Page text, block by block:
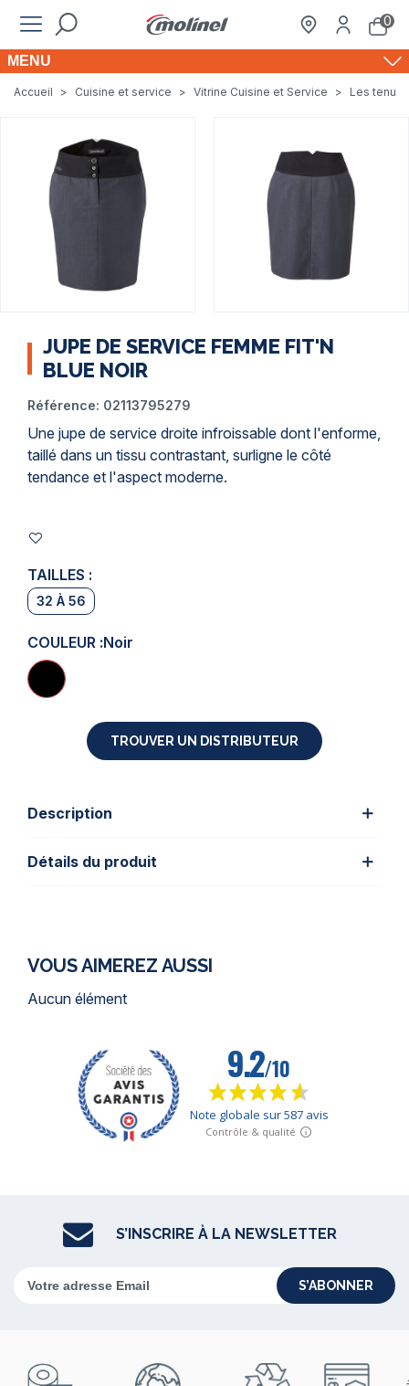
0
MENU
Accueil > Cuisine et service > Vitrine Cuisine et Service > Les
JUPE DE SERVICE FEMME FIT'N
BLUE NOIR
Référence: 02113795279
Une jupe de service droite infroissable dont l'enforme,
taillé dans un tissu contrastant, surligne le côté
tendance et l'aspect moderne.
TAILLES :
32 À 56
COULEUR :Noir
TROUVER UN DISTRIBUTEUR
Description
Détails du produit
VOUS AIMEREZ AUSSI
Aucun élément
S’INSCRIRE À LA NEWSLETTER
S’ABONNER